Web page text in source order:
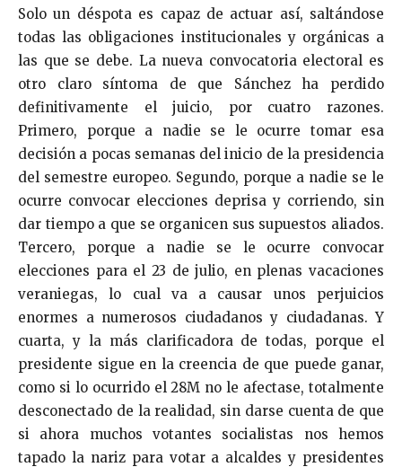
Solo un déspota es capaz de actuar así, saltándose
todas las obligaciones institucionales y orgánicas a
las que se debe. La nueva convocatoria electoral es
otro claro síntoma de que Sánchez ha perdido
definitivamente el juicio, por cuatro razones.
Primero, porque a nadie se le ocurre tomar esa
decisión a pocas semanas del inicio de la presidencia
del semestre europeo. Segundo, porque a nadie se le
ocurre convocar elecciones deprisa y corriendo, sin
dar tiempo a que se organicen sus supuestos aliados.
Tercero, porque a nadie se le ocurre convocar
elecciones para el 23 de julio, en plenas vacaciones
veraniegas, lo cual va a causar unos perjuicios
enormes a numerosos ciudadanos y ciudadanas. Y
cuarta, y la más clarificadora de todas, porque el
presidente sigue en la creencia de que puede ganar,
como si lo ocurrido el 28M no le afectase, totalmente
desconectado de la realidad, sin darse cuenta de que
si ahora muchos votantes socialistas nos hemos
tapado la nariz para votar a alcaldes y presidentes